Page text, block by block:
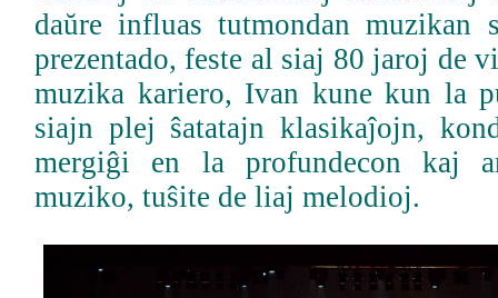
daŭre influas tutmondan muzikan
prezentado, feste al siaj 80 jaroj de
muzika kariero, Ivan kune kun la
siajn plej ŝatatajn klasikaĵojn,
mergiĝi en la profundecon kaj
muziko, tuŝite de liaj melodioj.